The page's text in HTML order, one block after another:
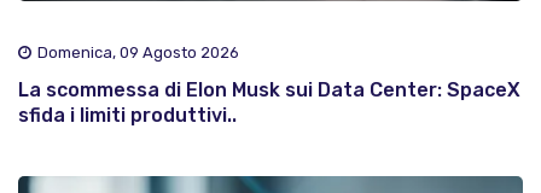
Domenica, 09 Agosto 2026
La scommessa di Elon Musk sui Data Center: SpaceX
sfida i limiti produttivi..